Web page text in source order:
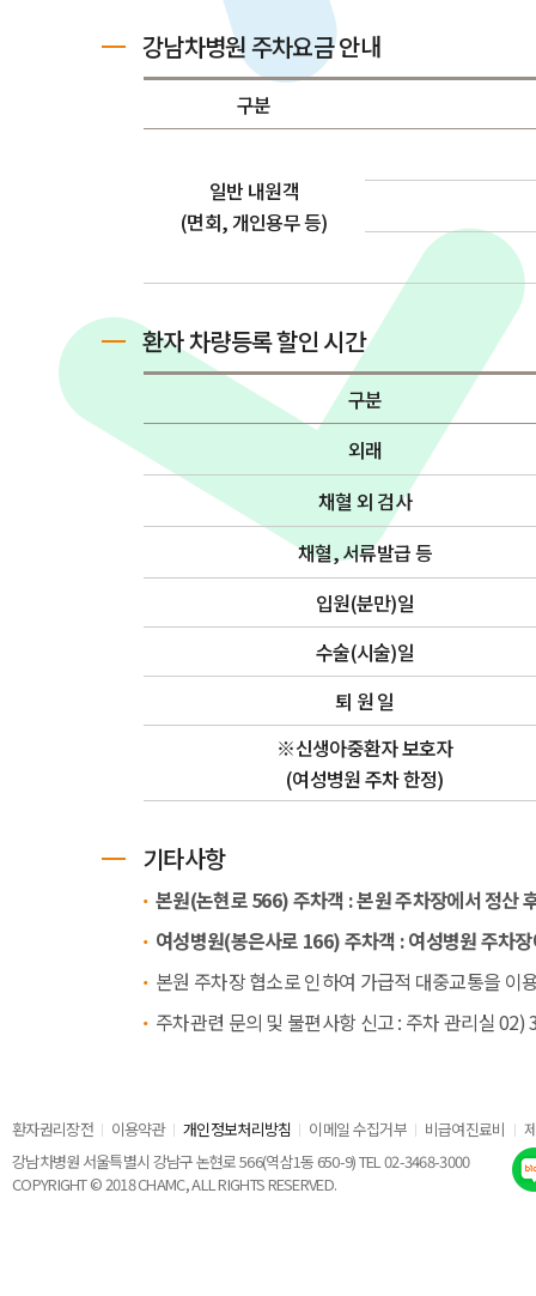
강남차병원 주차요금 안내
구분
일반 내원객
(면회, 개인용무 등)
환자 차량등록 할인 시간
구분
외래
채혈 외 검사
채혈, 서류발급 등
입원(분만)일
수술(시술)일
퇴 원 일
※신생아중환자 보호자
(여성병원 주차 한정)
기타사항
본원(논현로 566) 주차객 : 본원 주차장에서 정산
여성병원(봉은사로 166) 주차객 : 여성병원 주차
본원 주차장 협소로 인하여 가급적 대중교통을 이
주차관련 문의 및 불편사항 신고 : 주차 관리실
환자권리장전 이용약관 개인정보처리방침 이메일 수집거부 비급여진료비
강남차병원 서울특별시 강남구 논현로 566(역삼1동 650-9) TEL 02-3468-3000
COPYRIGHT © 2018 CHAMC, ALL RIGHTS RESERVED.